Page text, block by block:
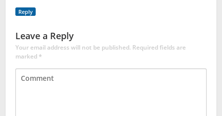
Reply
Leave a Reply
Your email address will not be published. Required fields are
marked*